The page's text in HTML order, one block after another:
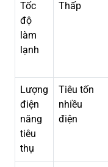
Tốc
độ
làm
lạnh
Thấp
Lượng
điện
năng
tiêu
thụ
Tiêu tốn
nhiều
điện